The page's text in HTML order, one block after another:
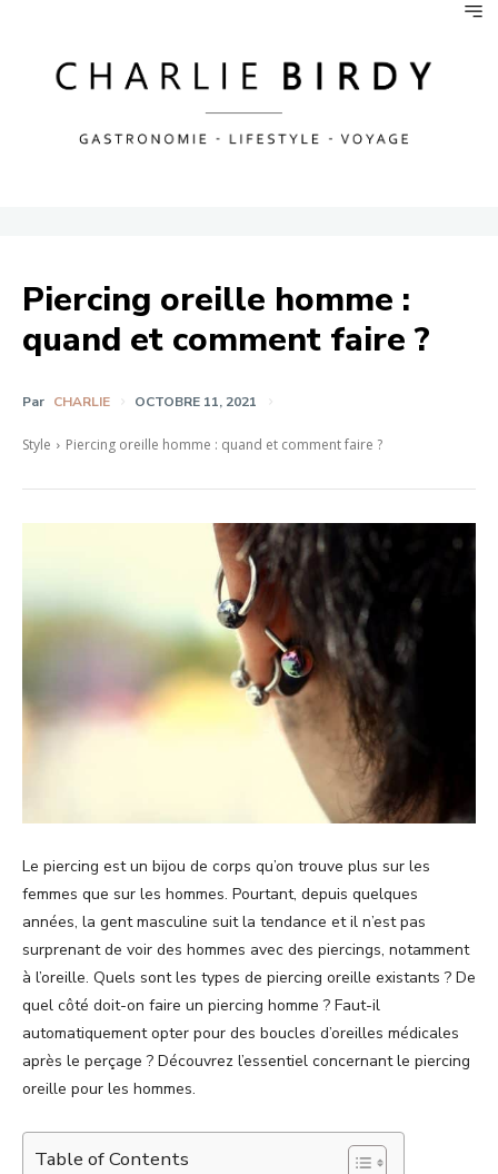
Piercing oreille homme :
quand et comment faire ?
Par CHARLIE OCTOBRE 11, 2021
Style Piercing oreille homme : quand et comment faire ?
Le piercing est un bijou de corps qu’on trouve plus sur les
femmes que sur les hommes. Pourtant, depuis quelques
années, la gent masculine suit la tendance et il n’est pas
surprenant de voir des hommes avec des piercings, notamment
à l’oreille. Quels sont les types de piercing oreille existants ? De
quel côté doit-on faire un piercing homme ? Faut-il
automatiquement opter pour des boucles d’oreilles médicales
après le perçage ? Découvrez l’essentiel concernant le piercing
oreille pour les hommes.
Table of Contents